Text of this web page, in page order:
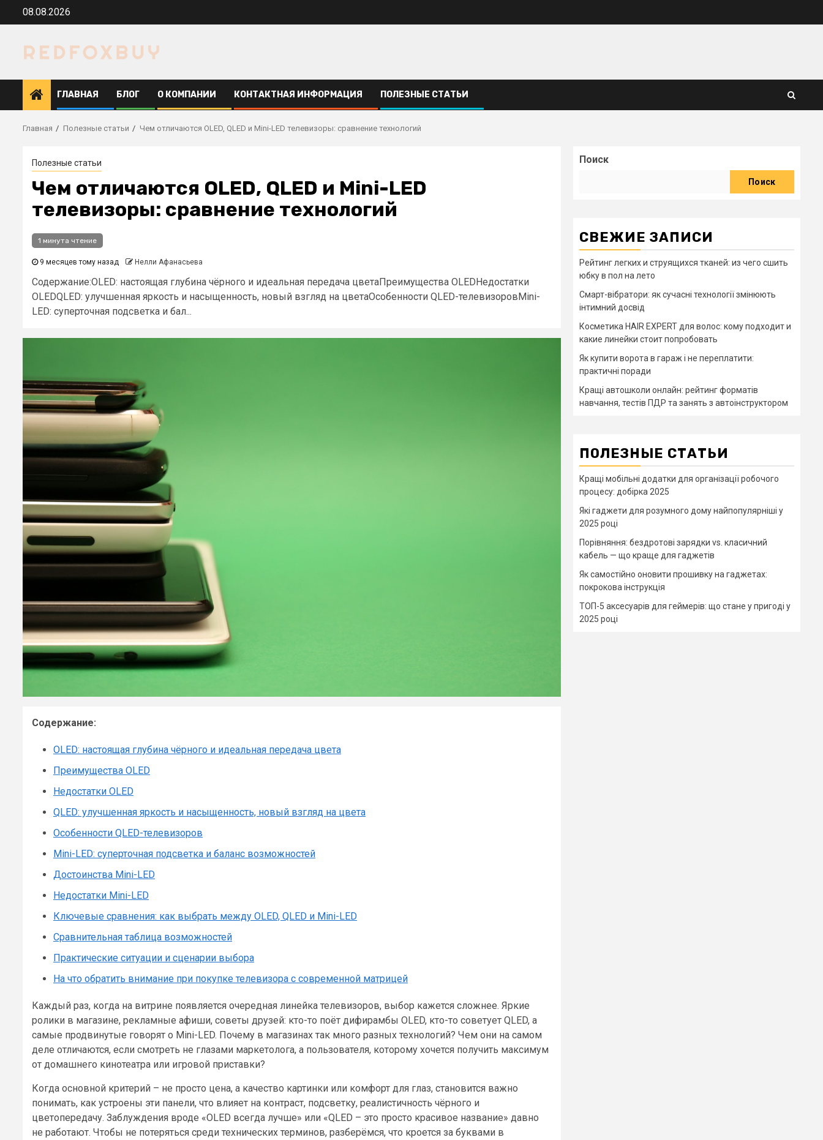
Перейти08.08.2026
ГЛАВНАЯ БЛОГ О КОМПАНИИ КОНТАКТНАЯ ИНФОРМАЦИЯ ПОЛЕЗНЫЕ СТАТЬИ
Главная Полезные статьи Чем отличаются OLED, QLED и Mini-LED телевизоры: сравнение технологий
Полезные статьи
Чем отличаются OLED, QLED и Mini-LED
телевизоры: сравнение технологий
1 минута чтение
9 месяцев тому назад Нелли Афанасьева
Содержание:OLED: настоящая глубина чёрного и идеальная передача цветаПреимущества OLEDНедостатки
OLEDQLED: улучшенная яркость и насыщенность, новый взгляд на цветаОсобенности QLED-телевизоровMini-
LED: суперточная подсветка и бал...
Содержание:
OLED: настоящая глубина чёрного и идеальная передача цвета
Преимущества OLED
Недостатки OLED
QLED: улучшенная яркость и насыщенность, новый взгляд на цвета
Особенности QLED-телевизоров
Mini-LED: суперточная подсветка и баланс возможностей
Достоинства Mini-LED
Недостатки Mini-LED
Ключевые сравнения: как выбрать между OLED, QLED и Mini-LED
Сравнительная таблица возможностей
Практические ситуации и сценарии выбора
На что обратить внимание при покупке телевизора с современной матрицей
Каждый раз, когда на витрине появляется очередная линейка телевизоров, выбор кажется сложнее. Яркие
ролики в магазине, рекламные афиши, советы друзей: кто-то поёт дифирамбы OLED, кто-то советует QLED, а
самые продвинутые говорят о Mini-LED. Почему в магазинах так много разных технологий? Чем они на самом
деле отличаются, если смотреть не глазами маркетолога, а пользователя, которому хочется получить максимум
от домашнего кинотеатра или игровой приставки?
Когда основной критерий – не просто цена, а качество картинки или комфорт для глаз, становится важно
понимать, как устроены эти панели, что влияет на контраст, подсветку, реалистичность чёрного и
цветопередачу. Заблуждения вроде «OLED всегда лучше» или «QLED – это просто красивое название» давно
не работают. Чтобы не потеряться среди технических терминов, разберёмся, что кроется за буквами в
Поиск
Поиск
СВЕЖИЕ ЗАПИСИ
Рейтинг легких и струящихся тканей: из чего сшить
юбку в пол на лето
Смарт-вібратори: як сучасні технології змінюють
інтимний досвід
Косметика HAIR EXPERT для волос: кому подходит и
какие линейки стоит попробовать
Як купити ворота в гараж і не переплатити:
практичні поради
Кращі автошколи онлайн: рейтинг форматів
навчання, тестів ПДР та занять з автоінструктором
ПОЛЕЗНЫЕ СТАТЬИ
Кращі мобільні додатки для організації робочого
процесу: добірка 2025
Які гаджети для розумного дому найпопулярніші у
2025 році
Порівняння: бездротові зарядки vs. класичний
кабель — що краще для гаджетів
Як самостійно оновити прошивку на гаджетах:
покрокова інструкція
ТОП-5 аксесуарів для геймерів: що стане у пригоді у
2025 році